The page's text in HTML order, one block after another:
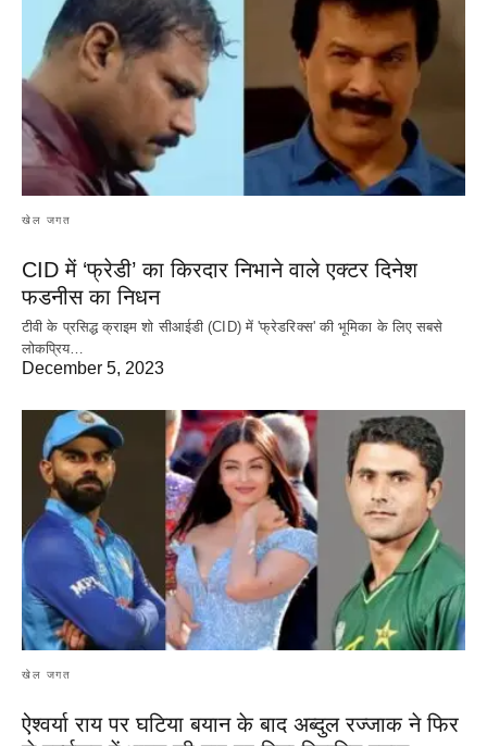
खेल जगत
CID में ‘फ्रेडी’ का किरदार निभाने वाले एक्टर दिनेश
फडनीस का निधन
टीवी के प्रसिद्ध क्राइम शो सीआईडी (CID) में 'फ्रेडरिक्स' की भूमिका के लिए सबसे
लोकप्रिय…
December 5, 2023
खेल जगत
ऐश्वर्या राय पर‌ घटिया बयान के बाद अब्दुल रज्जाक ने फिर